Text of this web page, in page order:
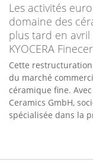
Les activités
domaine des
plus tard en
KYOCERA
Cette restructuration
du marché
céramique fine.
Ceramics GmbH,
spécialisée dans la